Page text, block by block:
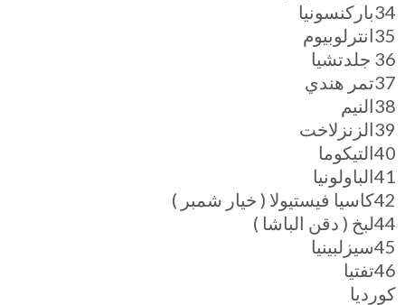
34باركنسونيا
35انترلوبيوم
36 جلدتشيا
37تمر هندي
38النيم
39الزنزلاخت
40التيكوما
41الباولونيا
42كاسيا فيستيولا ( خيار شمبر )
44لبخ ( دقن الباشا )
45سيزلبينيا
46تفتيا
كورديا